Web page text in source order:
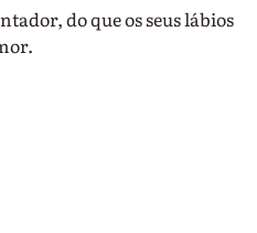
do que os seus lábios